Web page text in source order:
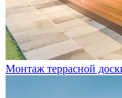
Монтаж террасной